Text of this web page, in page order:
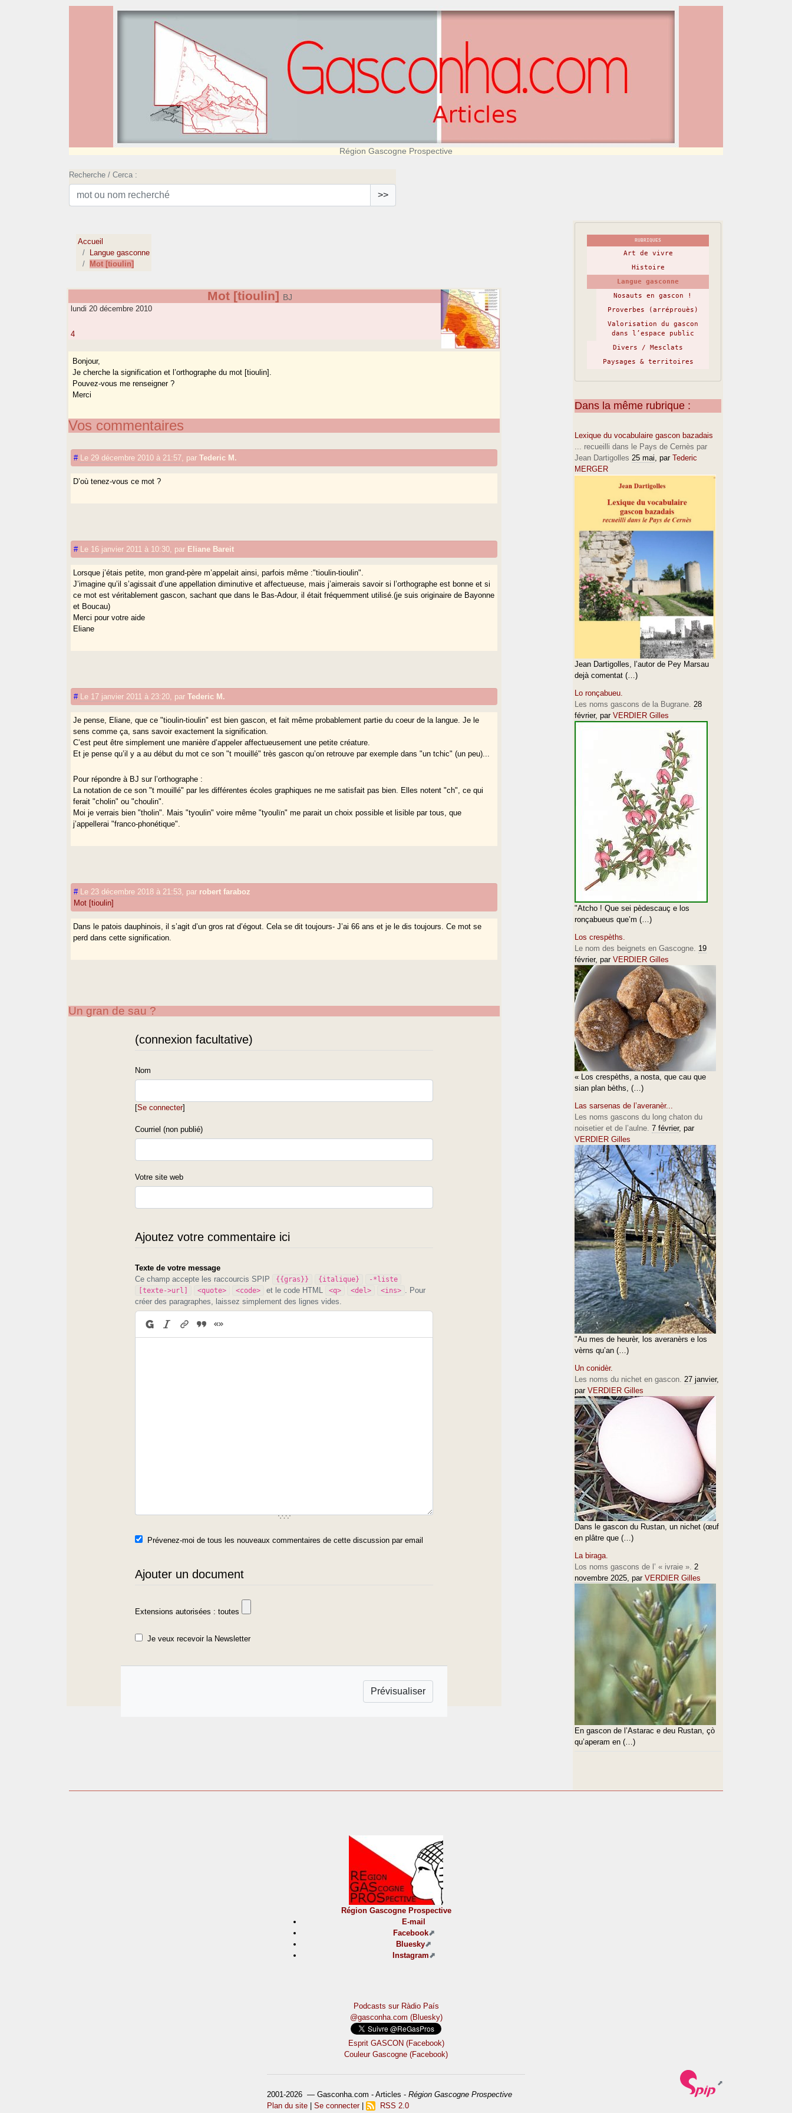
Région Gascogne Prospective
Recherche / Cerca :
>>
Accueil
Langue gasconne
Mot [tioulin]
Mot [tioulin] BJ
lundi 20 décembre 2010
4
Bonjour,
Je cherche la signification et l’orthographe du mot [tioulin].
Pouvez-vous me renseigner ?
Merci
Vos commentaires
# Le 29 décembre 2010 à 21:57 parTederic M.
D’où tenez-vous ce mot ?
# Le 16 janvier 2011 à 10:30 par Eliane Bareit
Lorsque j’étais petite, mon grand-père m’appelait ainsi, parfois même :"tioulin-tioulin".
J’imagine qu’il s’agissait d’une appellation diminutive et affectueuse, mais j’aimerais savoir si l’orthographe est bonne et si
ce mot est véritablement gascon, sachant que dans le Bas-Adour, il était fréquemment utilisé.(je suis originaire de Bayonne
et Boucau)
Merci pour votre aide
Eliane
# Le 17 janvier 2011 à 23:20 parTederic M.
Je pense, Eliane, que ce "tioulin-tioulin" est bien gascon, et fait même probablement partie du coeur de la langue. Je le
sens comme ça, sans savoir exactement la signification.
C’est peut être simplement une manière d’appeler affectueusement une petite créature.
Et je pense qu’il y a au début du mot ce son "t mouillé" très gascon qu’on retrouve par exemple dans "un tchic" (un peu)...
Pour répondre à BJ sur l’orthographe :
La notation de ce son "t mouillé" par les différentes écoles graphiques ne me satisfait pas bien. Elles notent "ch", ce qui
ferait "cholin" ou "choulin".
Moi je verrais bien "tholin". Mais "tyoulin" voire même "tyoulïn" me parait un choix possible et lisible par tous, que
j’appellerai "franco-phonétique".
# Le 23 décembre 2018 à 21:53 par robert faraboz
Mot [tioulin]
Dans le patois dauphinois, il s’agit d’un gros rat d’égout. Cela se dit toujours- J’ai 66 ans et je le dis toujours. Ce mot se
perd dans cette signification.
Un gran de sau ?
(connexion facultative)
Nom
[Se connecter]
Courriel (non publié)
Votre site web
Ajoutez votre commentaire ici
Texte de votre message
Ce champ accepte les raccourcis SPIP
{{gras}} {italique}
-*liste
[texte->url]
<quote> <code> et le code HTML <q> <del> <ins>
. Pour
créer des paragraphes, laissez simplement des lignes vides.
Prévenez-moi de tous les nouveaux commentaires de cette discussion par email
Ajouter un document
Extensions autorisées : toutes
Je veux recevoir la Newsletter
RUBRIQUES
Art de vivre
Histoire
Langue gasconne
Nosauts en gascon !
Proverbes (arréprouès)
Valorisation du gascon
dans l’espace public
Divers / Mesclats
Paysages & territoires
Dans la même rubrique :
Lexique du vocabulaire gascon bazadais
... recueilli dans le Pays de Cernès par
Jean Dartigolles 25 mai, par Tederic
MERGER
Jean Dartigolles, l’autor de Pey Marsau
dejà comentat (…)
Lo ronçabueu.
Les noms gascons de la Bugrane. 28
février, par VERDIER Gilles
"Atcho ! Que sei pèdescauç e los
ronçabueus que’m (…)
Los crespèths.
Le nom des beignets en Gascogne. 19
février, par VERDIER Gilles
« Los crespèths, a nosta, que cau que
sian plan bèths, (…)
Las sarsenas de l’averanèr...
Les noms gascons du long chaton du
noisetier et de l’aulne. 7 février, par
VERDIER Gilles
"Au mes de heurèr, los averanèrs e los
vèrns qu’an (…)
Un conidèr.
Les noms du nichet en gascon. 27 janvier,
par VERDIER Gilles
Dans le gascon du Rustan, un nichet (œuf
en plâtre que (…)
La biraga.
Los noms gascons de l’ « ivraie ». 2
novembre 2025, par VERDIER Gilles
En gascon de l’Astarac e deu Rustan, çò
qu’aperam en (…)
Région Gascogne Prospective
E-mail
Facebook
Bluesky
Instagram
Podcasts sur Ràdio País
@gasconha.com (Bluesky)
Esprit GASCON (Facebook)
Couleur Gascogne (Facebook)
2001-2026 — Gasconha.com - Articles - Région Gascogne Prospective
Plan du site
Se connecter| RSS 2.0